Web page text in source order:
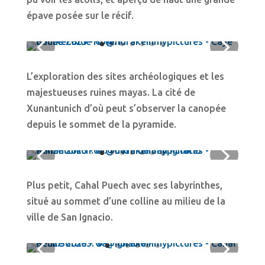
épave posée sur le récif.
L’exploration des sites archéologiques et les
majestueuses ruines mayas. La cité de
Xunantunich d’où peut s’observer la canopée
depuis le sommet de la pyramide.
Plus petit, Cahal Puech avec ses labyrinthes,
situé au sommet d’une colline au milieu de la
ville de San Ignacio.